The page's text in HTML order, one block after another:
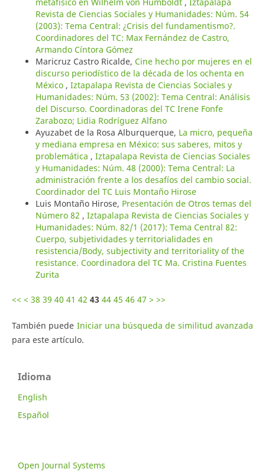
Revista de Ciencias Sociales y Humanidades: Núm. 54
(2003): Tema Central: ¿Crisis del fundamentismo?.
Coordinadores del TC: Max Fernández de Castro,
Armando Cíntora Gómez
Maricruz Castro Ricalde, Cine hecho por mujeres en el
discurso periodístico de la década de los ochenta en
México , Iztapalapa Revista de Ciencias Sociales y
Humanidades: Núm. 53 (2002): Tema Central: Análisis
del Discurso. Coordinadoras del TC Irene Fonfe
Zarabozo; Lidia Rodríguez Alfano
Ayuzabet de la Rosa Alburquerque, La micro, pequeña
y mediana empresa en México: sus saberes, mitos y
problemática , Iztapalapa Revista de Ciencias Sociales
y Humanidades: Núm. 48 (2000): Tema Central: La
administración frente a los desafíos del cambio social.
Coordinador del TC Luis Montaño Hirose
Luis Montaño Hirose, Presentación de Otros temas del
Número 82 , Iztapalapa Revista de Ciencias Sociales y
Humanidades: Núm. 82/1 (2017): Tema Central 82:
Cuerpo, subjetividades y territorialidades en
resistencia/Body, subjectivity and territoriality of the
resistance. Coordinadora del TC Ma. Cristina Fuentes
Zurita
<< < 38 39 40 41 42 43 44 45 46 47 > >>
También puede Iniciar una búsqueda de similitud avanzada
para este artículo.
Idioma
English
Español
Open Journal Systems